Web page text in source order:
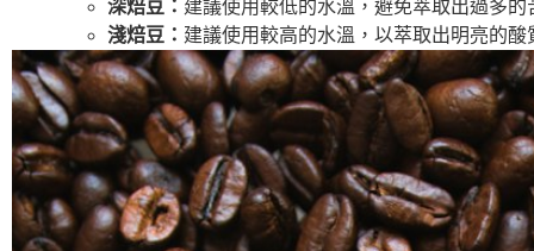
深焙豆： 建議使用較低的水溫，避免萃取出過多的
淺焙豆： 建議使用較高的水溫，以萃取出明亮的酸